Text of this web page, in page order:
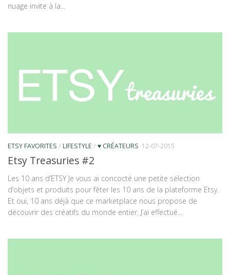
nuage invite à la...
ETSY FAVORITES / LIFESTYLE / ♥ CRÉATEURS 12-07-2015
Etsy Treasuries #2
Les 10 ans d’ETSY Je vous ai concocté une petite sélection
d’objets et produits pour fêter les 10 ans de la plateforme Etsy.
Et oui, 10 ans déjà que ce marketplace nous propose de
découvrir des créatifs du monde entier. J’ai effectué...